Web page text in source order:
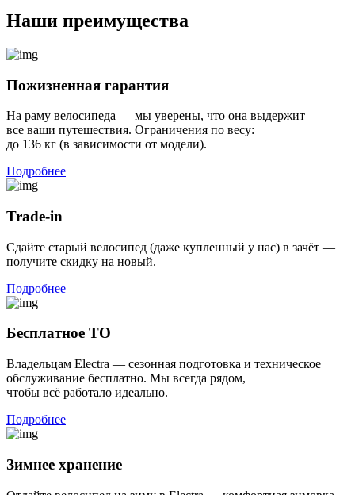
Наши преимущества
Пожизненная гарантия
На раму велосипеда — мы уверены, что она выдержит
все ваши путешествия. Ограничения по весу:
до 136 кг (в зависимости от модели).
Подробнее
Trade-in
Сдайте старый велосипед (даже купленный у нас) в зачёт —
получите скидку на новый.
Подробнее
Бесплатное ТО
Владельцам Electra — сезонная подготовка и техническое
обслуживание бесплатно. Мы всегда рядом,
чтобы всё работало идеально.
Подробнее
Зимнее хранение